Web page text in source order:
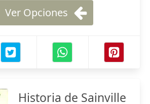
Ver Opciones
Historia de Sainville